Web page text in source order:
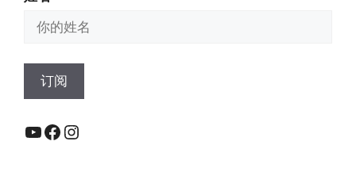
YouTube
Facebook
Instagram